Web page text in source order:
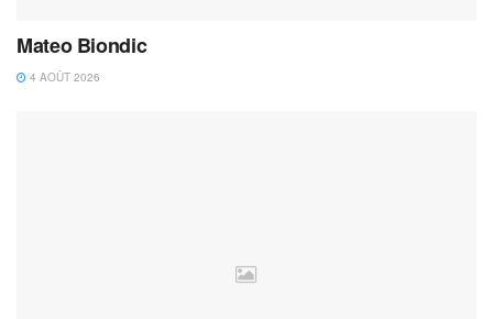
Mateo Biondic
4 AOÛT 2026